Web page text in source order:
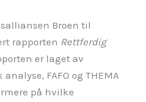
Broen til
rapporten Rettferdig
er laget av
FAFO og THEMA
på hvilke